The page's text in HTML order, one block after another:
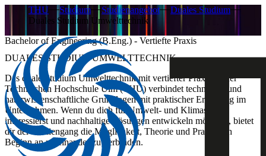
THU Studium Studienangebot
Duales Studium
Duales Studium Umwelttechnik
Bachelor of Engineering (B.Eng.) - Vertiefte Praxis
DUALES STUDIUM UMWELTTECHNIK
Das duale Studium Umwelttechnik mit vertiefter Praxis an der
Technischen Hochschule Ulm (THU) verbindet technische und
naturwissenschaftliche Grundlagen mit praktischer Erfahrung im
Unternehmen. Wenn du dich für Umwelt- und Klimaschutz
interessierst und nachhaltige Lösungen entwickeln möchtest, bietet
dir der Studiengang die Möglichkeit, Theorie und Praxis von
Beginn an miteinander zu verbinden.